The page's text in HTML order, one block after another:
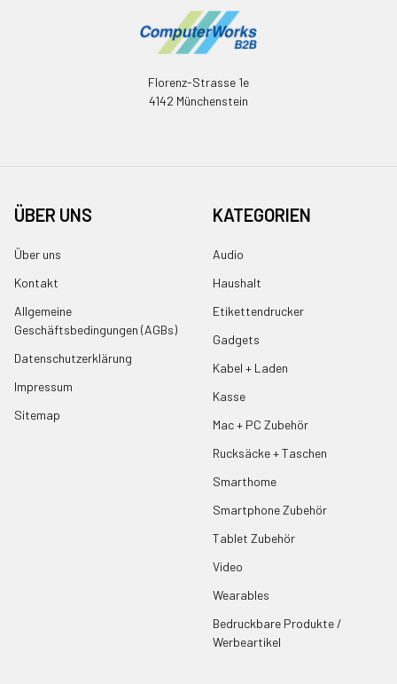
Florenz-Strasse 1e
4142 Münchenstein
ÜBER UNS
Über uns
Kontakt
Allgemeine
Geschäftsbedingungen (AGBs)
Datenschutzerklärung
Impressum
Sitemap
KATEGORIEN
Audio
Haushalt
Etikettendrucker
Gadgets
Kabel + Laden
Kasse
Mac + PC Zubehör
Rucksäcke + Taschen
Smarthome
Smartphone Zubehör
Tablet Zubehör
Video
Wearables
Bedruckbare Produkte /
Werbeartikel